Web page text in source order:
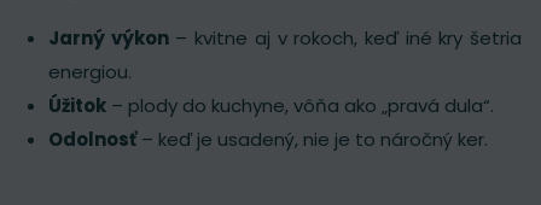
Jarný výkon– kvitne aj v rokoch, keď iné kry šetria
energiou.
Úžitok – plody do kuchyne, vôňa ako „pravá dula“.
Odolnosť– keď je usadený, nie je to náročný ker.